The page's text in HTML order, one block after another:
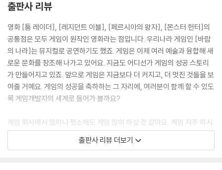
영어를 잘해야 하나요?
게임개발자를 꿈꾸는 청소년에게 이것만은 꼭 준비해라! 라는 것이 있다
면요?
게임개발자가 되면
연봉은 어느 정도인가요?
직급 체계는 어떻게 되나요?
복지 수준은 어느 정도인가요?
정년은 언제까지인가요?
게임개발자가 되었을 때 걱정되었던 점이 있나요?
게임개발자로서 가장 기억에 남는 순간은 언제였나요?
출판사 리뷰
영화 [툼 레이더], [레지던트 이블], [페르시아의 왕자], [몬스터 헌터]의
공통점은 모두 게임이 원작인 영화라는 점입니다. 우리나라 게임인 [바람
의 나라]는 뮤지컬로 공연하기도 했죠. 게임은 이제 여러 예술과 융합해 새
로운 문화를 창조해 나가고 있어요. 지금도 어디선가 게임의 성공 스토리
가 만들어지고 있죠. 앞으로 게임은 지금보다 더 커지고, 더 멋진 것들을 보
여줄 거예요. 게임의 성공을 축하하는 그 자리에, 여러분이 함께 할 수 있도
록 게임개발자의 세계로 들어가 볼까요?
게임 회사에서 일하니 평소에도 게임 많이 하실 것 같아요. 게임 자주 하시
나요?
“그런 질문도 많이 받고 그런 예상을 많이 하시는데 실상을 보면 그렇지도
출판사 리뷰 더보기